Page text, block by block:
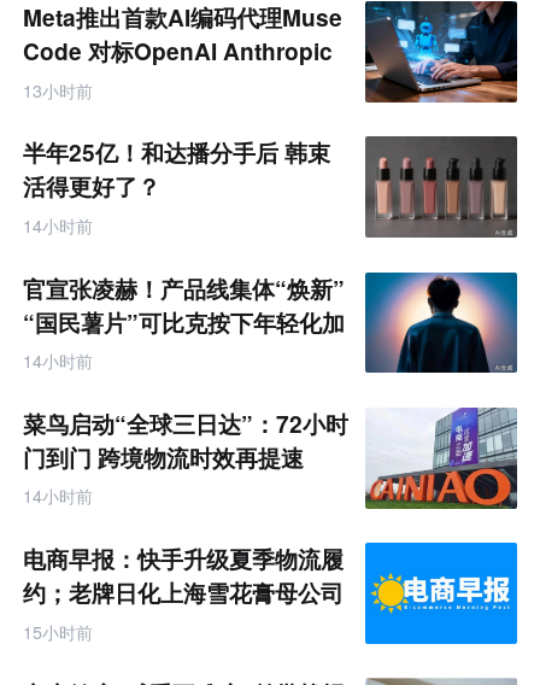
Meta推出首款AI编码代理Muse
Code 对标OpenAI Anthropic
13小时前
半年25亿！和达播分手后 韩束
活得更好了？
14小时前
官宣张凌赫！产品线集体“焕新”
“国民薯片”可比克按下年轻化加
速键
14小时前
菜鸟启动“全球三日达”：72小时
门到门 跨境物流时效再提速
14小时前
电商早报：快手升级夏季物流履
约；老牌日化上海雪花膏母公司
破产
15小时前